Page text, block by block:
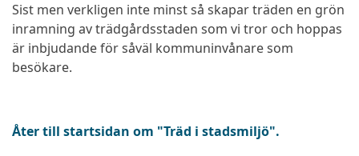
Sist men verkligen inte minst så skapar träden en grön
inramning av trädgårdsstaden som vi tror och hoppas
är inbjudande för såväl kommuninvånare som
besökare.
Åter till startsidan om "Träd i stadsmiljö".